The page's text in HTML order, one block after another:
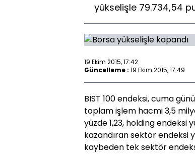
yükselişle 79.734,54
19 Ekim 2015, 17:42
Güncelleme : 19 Ekim 2015, 17:49
BIST 100 endeksi, cuma
toplam işlem hacmi 3,5
yüzde 1,23, holding endeksi
kazandıran sektör endeksi
kaybeden tek sektör